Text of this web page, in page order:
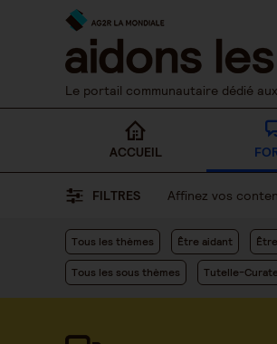
Le portail communautaire dédié
ACCUEIL
FILTRES Affinez vos
Tous les thèmes Être aidant
Tous les sous thèmes Tutelle-